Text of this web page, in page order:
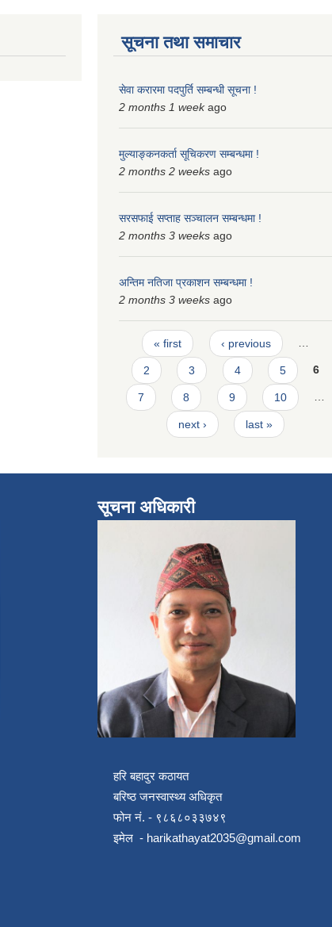
सूचना तथा समाचार
सेवा करारमा पदपुर्ति सम्बन्धी सूचना !
2 months 1 weekago
मुल्याङ्कनकर्ता सूचिकरण सम्बन्धमा !
2 months 2 weeks ago
सरसफाई सप्ताह सञ्चालन सम्बन्धमा !
2 months 3 weeks ago
अन्तिम नतिजा प्रकाशन सम्बन्धमा !
2 months 3 weeks ago
Pages
« first ‹ previous …
2 3 4 5 6
7 8 9 10 …
next › last »
सूचना अधिकारी
हरि बहादुर कठायत
बरिष्ठ जनस्वास्थ्य अधिकृत
फोन नं. - ९८६८०३३७४९
इमेल - harikathayat2035@gmail.com